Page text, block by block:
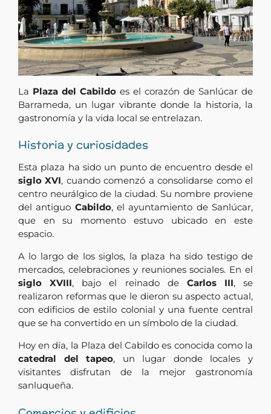
La Plaza del Cabildo es el corazón de Sanlúcar de
Barrameda, un lugar vibrante donde la historia, la
gastronomía y la vida local se entrelazan.
Historia y curiosidades
Esta plaza ha sido un punto de encuentro desde el
siglo XVI, cuando comenzó a consolidarse como el
centro neurálgico de la ciudad. Su nombre proviene
del antiguo Cabildo, el ayuntamiento de Sanlúcar,
que en su momento estuvo ubicado en este
espacio.
A lo largo de los siglos, la plaza ha sido testigo de
mercados, celebraciones y reuniones sociales. En el
siglo XVIII, bajo el reinado de Carlos III, se
realizaron reformas que le dieron su aspecto actual,
con edificios de estilo colonial y una fuente central
que se ha convertido en un símbolo de la ciudad.
Hoy en día, la Plaza del Cabildo es conocida como la
catedral del tapeo, un lugar donde locales y
visitantes disfrutan de la mejor gastronomía
sanluqueña.